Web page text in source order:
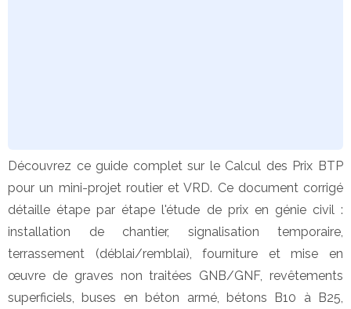
Découvrez ce guide complet sur le Calcul des Prix BTP
pour un mini-projet routier et VRD. Ce document corrigé
détaille étape par étape l'étude de prix en génie civil :
installation de chantier, signalisation temporaire,
terrassement (déblai/remblai), fourniture et mise en
œuvre de graves non traitées GNB/GNF, revêtements
superficiels, buses en béton armé, bétons B10 à B25,